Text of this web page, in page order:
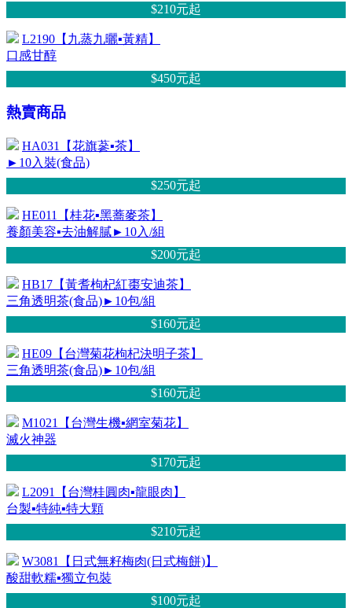
$210元起
L2190【九蒸九曬▪黃精】
口感甘醇
$450元起
熱賣商品
HA031【花旗蔘▪茶】
►10入裝(食品)
$250元起
HE011【桂花▪黑蕎麥茶】
養顏美容▪去油解膩►10入/組
$200元起
HB17【黃耆枸杞紅棗安迪茶】
三角透明茶(食品)►10包/組
$160元起
HE09【台灣菊花枸杞決明子茶】
三角透明茶(食品)►10包/組
$160元起
M1021【台灣生機▪網室菊花】
滅火神器
$170元起
L2091【台灣桂圓肉▪龍眼肉】
台製▪特純▪特大顆
$210元起
W3081【日式無籽梅肉(日式梅餅)】
酸甜軟糯▪獨立包裝
$100元起